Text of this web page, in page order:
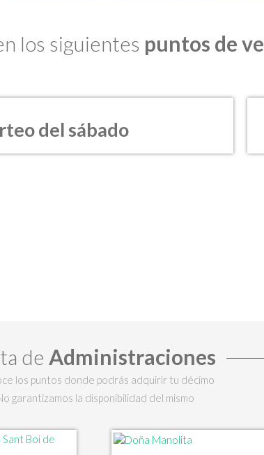
los siguientes puntos de
del sábado
de Administraciones
los puntos donde podrás adquirir tu décimo
garantizamos la disponibilidad del mismo